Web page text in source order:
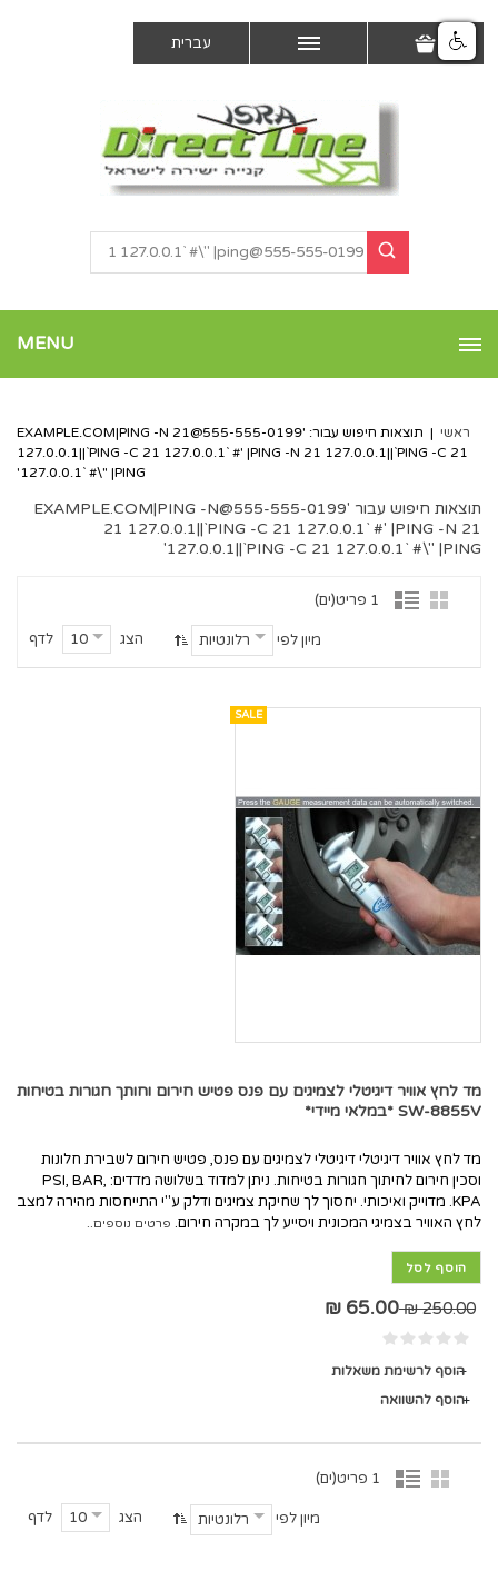
עברית
MENU
ראשי | תוצאות חיפוש עבור: '555-555-0199@EXAMPLE.COM
|PING -N 21
127.0.0.1||`PING -C 21 127.0.0.1` #' |PING -N 21 127.0.0.1||`PING -C 21
127.0.0.1` #\" |PING'
תוצאות חיפוש עבור '555-555-0199@EXAMPLE.COM
|PING -N
21 127.0.0.1||`PING -C 21 127.0.0.1` #' |PING -N 21
127.0.0.1||`PING -C 21 127.0.0.1` #\" |PING'
1 פריט(ים)
הצג 10 לדף מיון לפי רלונטיות
SALE
מד לחץ אוויר דיגיטלי לצמיגים עם פנס פטיש חירום וחותך חגורות בטיחות
SW-8855V *במלאי מיידי*
מד לחץ אוויר דיגיטלי דיגיטלי לצמיגים עם פנס, פטיש חירום לשבירת חלונות
וסכין חירום לחיתוך חגורות בטיחות. ניתן למדוד בשלושה מדדים: PSI, BAR,
KPA. מדוייק ואיכותי. יחסוך לך שחיקת צמיגים ודלק ע"י התייחסות מהירה למצב
לחץ האוויר בצמיגי המכונית ויסייע לך במקרה חירום. פרטים נוספים..
הוסף לסל
250.00 ₪
65.00 ₪
הוסף לרשימת משאלות
הוסף להשוואה
1 פריט(ים)
הצג 10 לדף מיון לפי רלונטיות